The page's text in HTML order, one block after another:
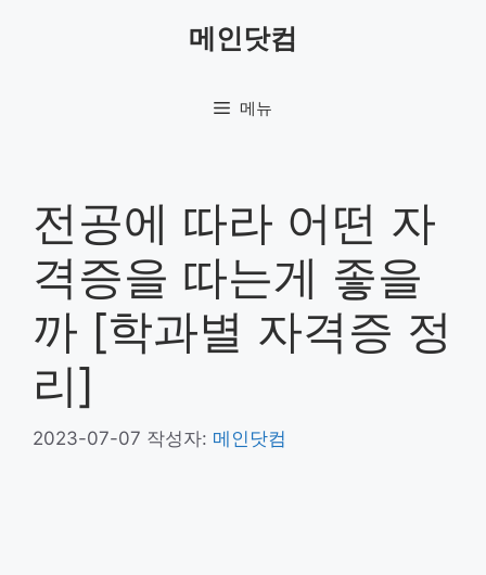
메인닷컴
메뉴
전공에 따라 어떤 자
격증을 따는게 좋을
까 [학과별 자격증 정
리]
2023-07-07 작성자: 메인닷컴